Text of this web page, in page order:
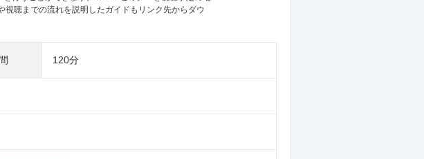
聴までの流れを説明したガイドもリンク先からダウ
120分